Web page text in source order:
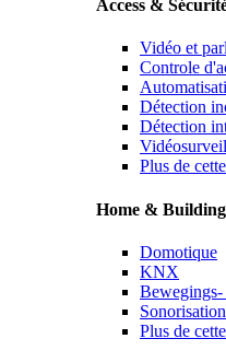
Access &
Vidéo et
Controle
Détection
Détection
Plus de
Home &
Domotique
KNX
Bewegings-
Plus de